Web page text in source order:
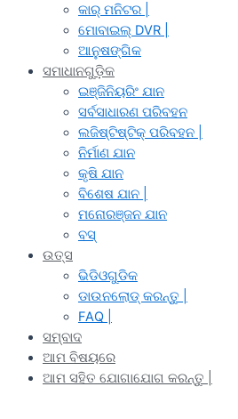
କାର୍ ମନିଟର |
ମୋବାଇଲ୍ DVR |
ଆନୁଷଙ୍ଗିକ
ସମାଧାନଗୁଡ଼ିକ
ଇଞ୍ଜିନିୟରିଂ ଯାନ
ସର୍ବସାଧାରଣ ପରିବହନ
ଲଜିଷ୍ଟିଷ୍ଟିକ୍ ପରିବହନ |
ନିର୍ମାଣ ଯାନ
କୃଷି ଯାନ
ବିଶେଷ ଯାନ |
ମନୋରଞ୍ଜନ ଯାନ
ବସ୍
ଉତ୍ସ
ଭିଡିଓଗୁଡିକ
ଡାଉନଲୋଡ୍ କରନ୍ତୁ |
FAQ |
ସମ୍ବାଦ
ଆମ ବିଷୟରେ
ଆମ ସହିତ ଯୋଗାଯୋଗ କରନ୍ତୁ |